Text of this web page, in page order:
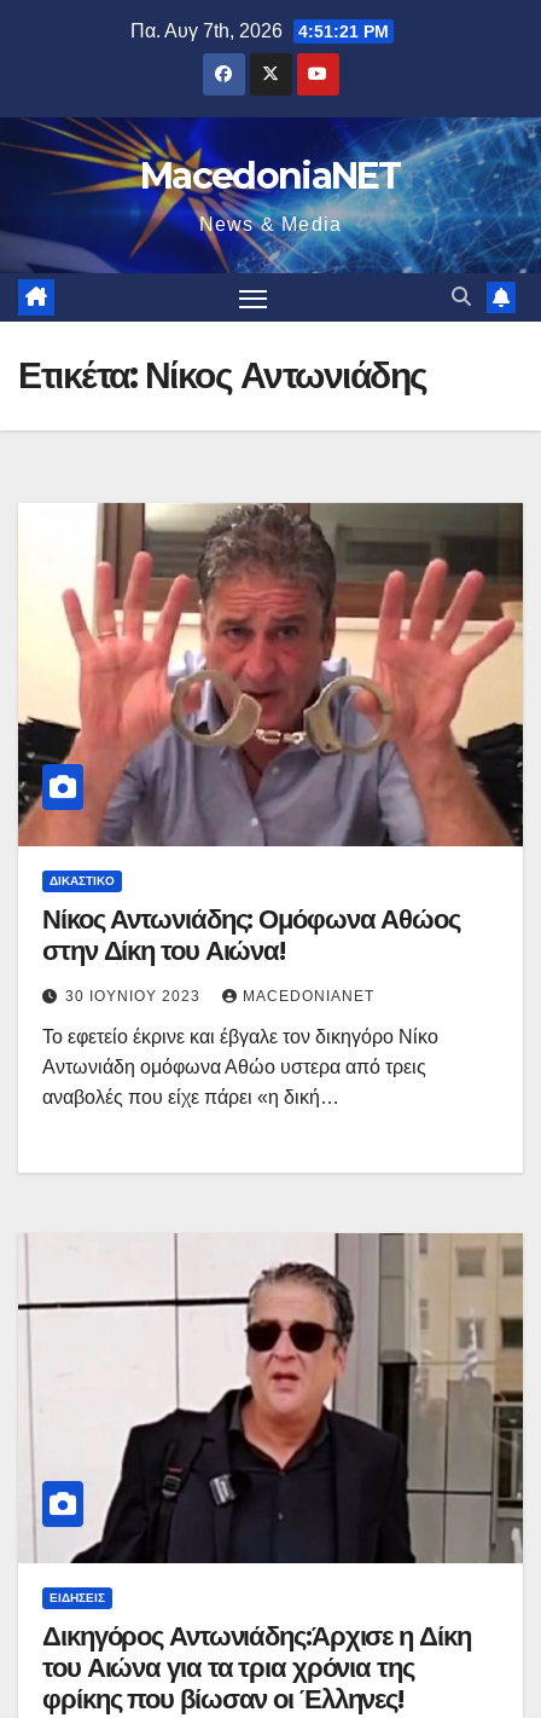
Πα. Αυγ 7th, 2026 4:51:22 PM
MacedoniaNET
News & Media
Ετικέτα: Νίκος Αντωνιάδης
ΔΙΚΑΣΤΙΚΌ
Νίκος Αντωνιάδης: Ομόφωνα Αθώος
στην Δίκη του Αιώνα!
30 ΙΟΥΝΊΟΥ 2023 MACEDONIANET
Το εφετείο έκρινε και έβγαλε τον δικηγόρο Νίκο
Αντωνιάδη ομόφωνα Αθώο υστερα από τρεις
αναβολές που είχε πάρει «η δική…
ΕΙΔΉΣΕΙΣ
Δικηγόρος Αντωνιάδης:Άρχισε η Δίκη
του Αιώνα για τα τρια χρόνια της
φρίκης που βίωσαν οι Έλληνες!